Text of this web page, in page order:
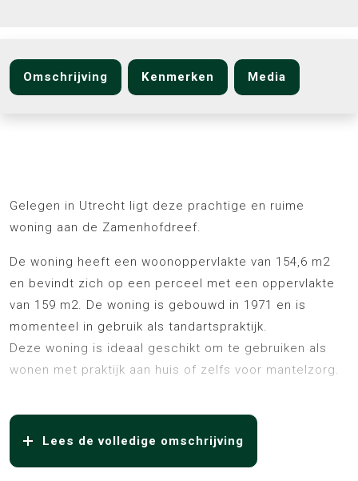
Omschrijving Kenmerken Media
Gelegen in Utrecht ligt deze prachtige en ruime
woning aan de Zamenhofdreef.
De woning heeft een woonoppervlakte van 154,6 m2
en bevindt zich op een perceel met een oppervlakte
van 159 m2. De woning is gebouwd in 1971 en is
momenteel in gebruik als tandartspraktijk.
Deze woning is ideaal geschikt om te gebruiken als
wonen met praktijk aan huis of zelfs voor mantelzorg.
Zamenhofdreef 22 is gelegen in de wijk Overvecht en
omgeving. De buurt heeft naar verhouding veel jonge
inwoners van tussen de 25 en 44 jaar. Verder is het
Lees de volledige omschrijving